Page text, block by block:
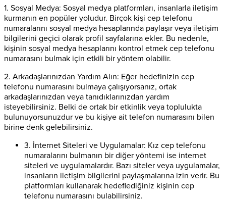
1. Sosyal Medya: Sosyal medya platformları, insanlarla iletişim
kurmanın en popüler yoludur. Birçok kişi cep telefonu
numaralarını sosyal medya hesaplarında paylaşır veya iletişim
bilgilerini geçici olarak profil sayfalarına ekler. Bu nedenle,
kişinin sosyal medya hesaplarını kontrol etmek cep telefonu
numarasını bulmak için etkili bir yöntem olabilir.
2. Arkadaşlarınızdan Yardım Alın: Eğer hedefinizin cep
telefonu numarasını bulmaya çalışıyorsanız, ortak
arkadaşlarınızdan veya tanıdıklarınızdan yardım
isteyebilirsiniz. Belki de ortak bir etkinlik veya toplulukta
bulunuyorsunuzdur ve bu kişiye ait telefon numarasını bilen
birine denk gelebilirsiniz.
3. İnternet Siteleri ve Uygulamalar: Kız cep telefonu
numaralarını bulmanın bir diğer yöntemi ise internet
siteleri ve uygulamalardır. Bazı siteler veya uygulamalar,
insanların iletişim bilgilerini paylaşmalarına izin verir. Bu
platformları kullanarak hedeflediğiniz kişinin cep
telefonu numarasını bulabilirsiniz.